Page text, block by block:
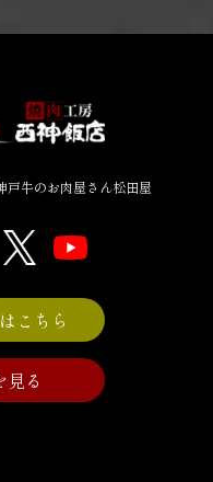
戸牛のお肉屋さん松田屋
こちら
見る